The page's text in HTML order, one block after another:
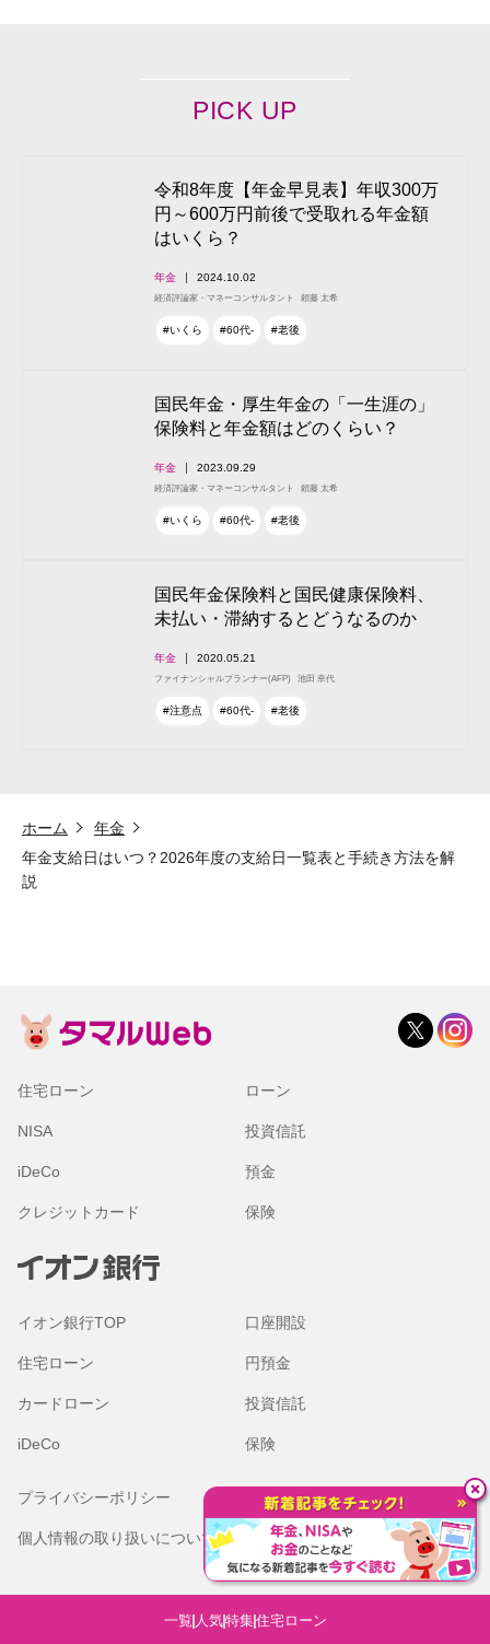
一覧 人気特集住宅ローン
PICK UP
令和8年度【年金早見表】年収300万
円～600万円前後で受取れる年金額
はいくら？
年金 2024.10.02
経済評論家・マネーコンサルタント 頼藤 太希
#いくら #60代- #老後
国民年金・厚生年金の「一生涯の」
保険料と年金額はどのくらい？
年金 2023.09.29
経済評論家・マネーコンサルタント 頼藤 太希
#いくら #60代- #老後
国民年金保険料と国民健康保険料、
未払い・滞納するとどうなるのか
年金 2020.05.21
ファイナンシャルプランナー(AFP) 池田 幸代
#注意点 #60代- #老後
ホーム
年金
年金支給日はいつ？2026年度の支給日一覧表と手続き方法を解
説
住宅ローン ローン
NISA 投資信託
iDeCo 預金
クレジットカード 保険
イオン銀行TOP 口座開設
住宅ローン 円預金
カードローン 投資信託
iDeCo 保険
プライバシーポリシー 金融商品勧誘方針
個人情報の取り扱いについて
本サイトのご利用にあたって
（Cookieの取り扱いについて）
© 2007 AEON Bank,Ltd.